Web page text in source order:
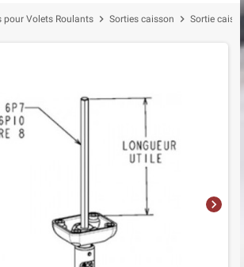
pour Volets Roulants chevron_right Sorties caisson chevron_right Sortie
chevron_right